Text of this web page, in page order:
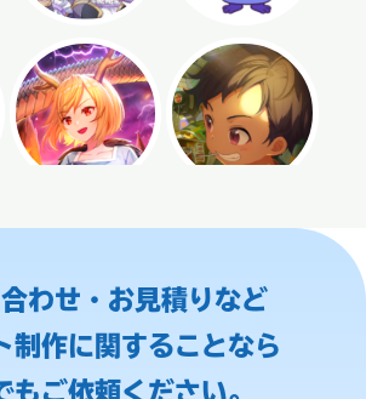
わせ・お見積りなど
制作に関することなら
もご依頼ください。